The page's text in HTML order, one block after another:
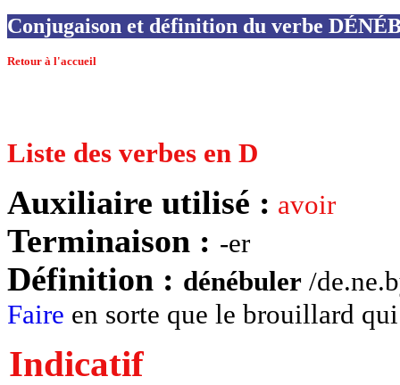
Conjugaison et définition du verbe
Retour à l'accueil
Liste des verbes en D
Auxiliaire utilisé : avoir
Terminaison : -er
Définition : dénébuler /
Faire en sorte que le brouillard
Indicatif